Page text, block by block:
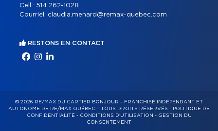
Cell.: 514 262-1028
Courriel: claudia.menard@remax-quebec.com
RESTONS EN CONTACT
© 2026 RE/MAX DU CARTIER BONJOUR – FRANCHISÉ INDÉPENDANT ET
AUTONOME DE RE/MAX QUÉBEC – TOUS DROITS RÉSERVÉS - POLITIQUE DE
CONFIDENTIALITÉ- CONDITIONS D'UTILISATION - GESTION DU
CONSENTEMENT